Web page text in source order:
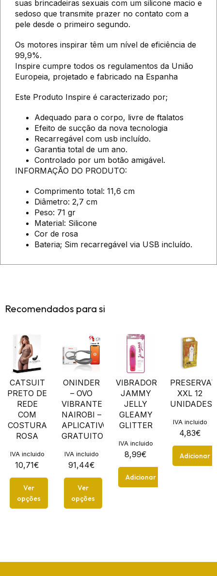
suas brincadeiras sexuais com um silicone macio e
sedoso que transmite prazer no contato com a
pele desde o primeiro segundo.
Os motores inspirar têm um nível de eficiência de
99,9%.
Inspire cumpre todos os regulamentos da União
Europeia, projetado e fabricado na Espanha
Este Produto Inspire é caracterizado por;
Adequado para o corpo, livre de ftalatos
Efeito de sucção da nova tecnologia
Recarregável com usb incluído.
Garantia total de um ano.
Controlado por um botão amigável.
INFORMAÇÃO DO PRODUTO:
Comprimento total: 11,6 cm
Diâmetro: 2,7 cm
Peso: 71 gr
Material: Silicone
Cor de rosa
Bateria; Sim recarregável via USB incluído.
Recomendados para si
CATSUIT
PRETO DE
REDE
COM
COSTURA
ROSA
10,71€
IVA incluido
Ver
opções
ONINDER
– OVO
VIBRANTE
NAIROBI –
APLICATIVO
GRATUITO
91,44€
IVA incluido
Ver
opções
VIBRADOR
JAMMY
JELLY
GLEAMY
GLITTER
8,99€
IVA incluido
Adicionar
XXL 12
UNIDADES
4,83€
IVA incluido
Adicionar